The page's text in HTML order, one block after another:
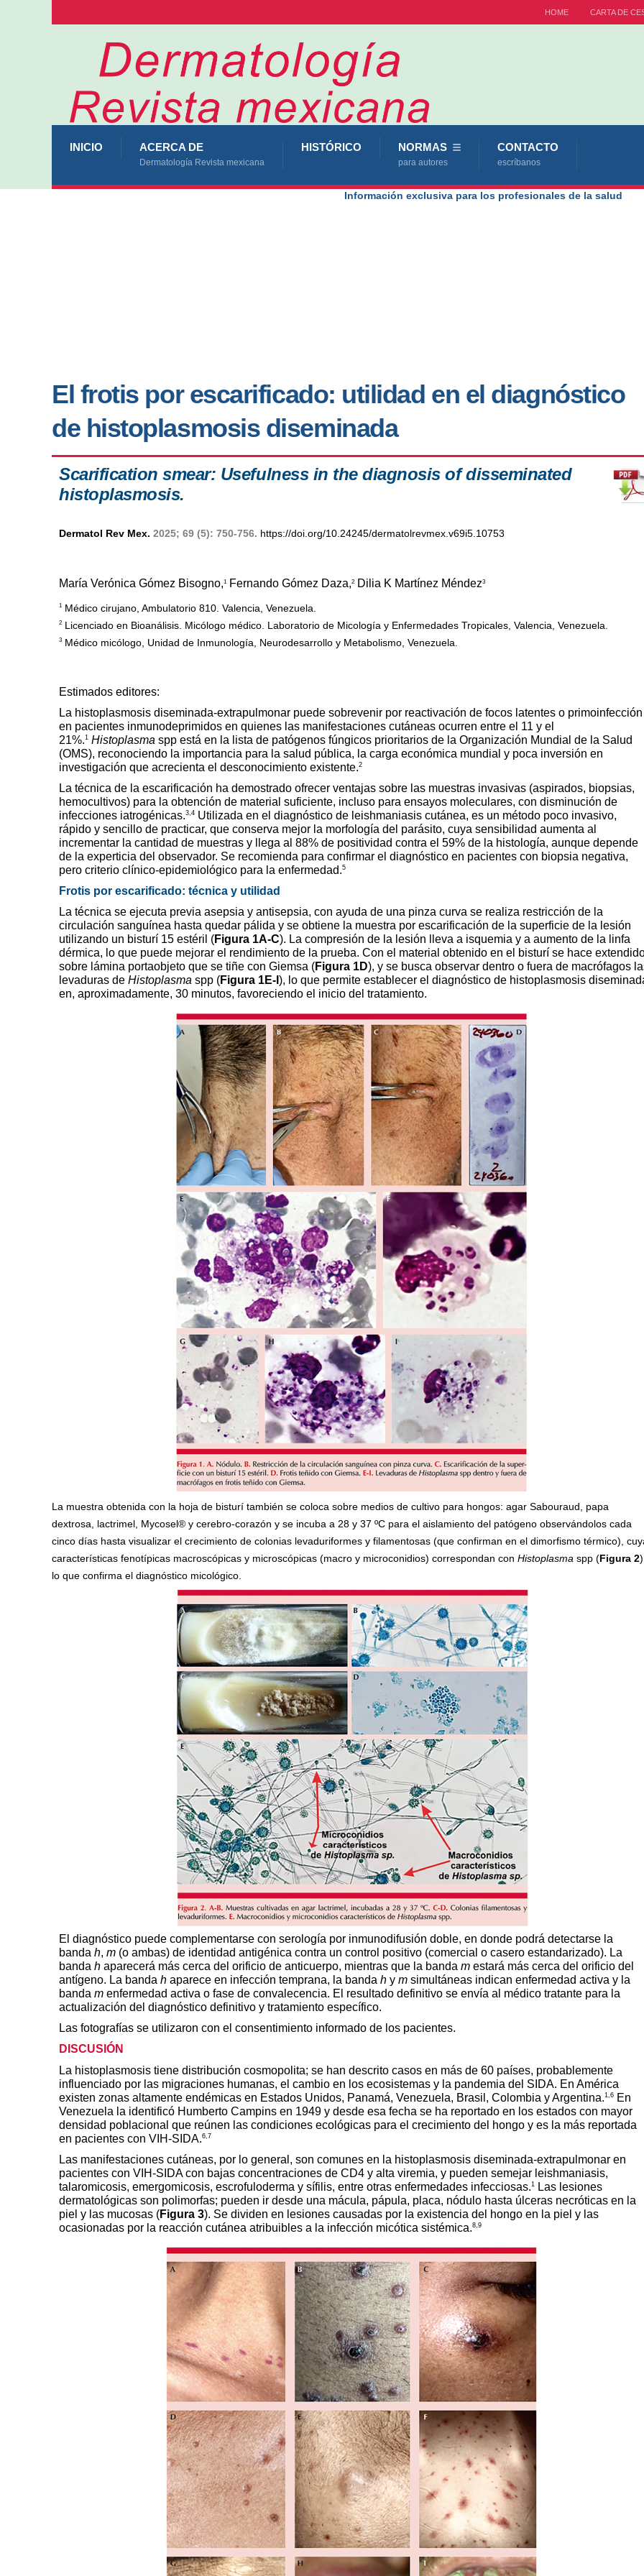
HOME CARTA DE
INICIO ACERCA DE
Dermatología Revista mexicana
HISTÓRICO NORMAS
para autores
CONTACTO
escríbanos
Información exclusiva para los profesionales de la salud
El frotis por escarificado: utilidad en el diagnóstico
de histoplasmosis diseminada
Scarification smear: Usefulness in the diagnosis of disseminated
histoplasmosis.
Dermatol Rev Mex. 2025; 69 (5): 750-756. https://doi.org/10.24245/dermatolrevmex.v69i5.10753
María Verónica Gómez Bisogno,1 Fernando Gómez Daza,2 Dilia K Martínez Méndez3
1 Médico cirujano, Ambulatorio 810. Valencia, Venezuela.
2 Licenciado en Bioanálisis. Micólogo médico. Laboratorio de Micología y Enfermedades Tropicales, Valencia, Venezuela.
3 Médico micólogo, Unidad de Inmunología, Neurodesarrollo y Metabolismo, Venezuela.
Estimados editores:
La histoplasmosis diseminada-extrapulmonar puede sobrevenir por reactivación de focos latentes o primoinfección
en pacientes inmunodeprimidos en quienes las manifestaciones cutáneas ocurren entre el 11 y el
21%.1 Histoplasma spp está en la lista de patógenos fúngicos prioritarios de la Organización Mundial de la Salud
(OMS), reconociendo la importancia para la salud pública, la carga económica mundial y poca inversión en
investigación que acrecienta el desconocimiento existente.2
La técnica de la escarificación ha demostrado ofrecer ventajas sobre las muestras invasivas (aspirados, biopsias,
hemocultivos) para la obtención de material suficiente, incluso para ensayos moleculares, con disminución de
infecciones iatrogénicas.3,4 Utilizada en el diagnóstico de leishmaniasis cutánea, es un método poco invasivo,
rápido y sencillo de practicar, que conserva mejor la morfología del parásito, cuya sensibilidad aumenta al
incrementar la cantidad de muestras y llega al 88% de positividad contra el 59% de la histología, aunque depende
de la experticia del observador. Se recomienda para confirmar el diagnóstico en pacientes con biopsia negativa,
pero criterio clínico-epidemiológico para la enfermedad.5
Frotis por escarificado: técnica y utilidad
La técnica se ejecuta previa asepsia y antisepsia, con ayuda de una pinza curva se realiza restricción de la
circulación sanguínea hasta quedar pálida y se obtiene la muestra por escarificación de la superficie de la lesión
utilizando un bisturí 15 estéril (Figura 1A-C). La compresión de la lesión lleva a isquemia y a aumento de la linfa
dérmica, lo que puede mejorar el rendimiento de la prueba. Con el material obtenido en el bisturí se hace
sobre lámina portaobjeto que se tiñe con Giemsa (Figura 1D), y se busca observar dentro o fuera de macrófagos
levaduras de Histoplasma spp (Figura 1E-I ), lo que permite establecer el diagnóstico de histoplasmosis
en, aproximadamente, 30 minutos, favoreciendo el inicio del tratamiento.
La muestra obtenida con la hoja de bisturí también se coloca sobre medios de cultivo para hongos: agar Sabouraud, papa
dextrosa, lactrimel, Mycosel® y cerebro-corazón y se incuba a 28 y 37 ºC para el aislamiento del patógeno observándolos cada
cinco días hasta visualizar el crecimiento de colonias levaduriformes y filamentosas (que confirman en el dimorfismo térmico),
características fenotípicas macroscópicas y microscópicas (macro y microconidios) correspondan con Histoplasma spp (Figura 2),
lo que confirma el diagnóstico micológico.
El diagnóstico puede complementarse con serología por inmunodifusión doble, en donde podrá detectarse la
banda h, m (o ambas) de identidad antigénica contra un control positivo (comercial o casero estandarizado). La
banda h aparecerá más cerca del orificio de anticuerpo, mientras que la banda m estará más cerca del orificio del
antígeno. La banda h aparece en infección temprana, la banda h y m simultáneas indican enfermedad activa y la
banda m enfermedad activa o fase de convalecencia. El resultado definitivo se envía al médico tratante para la
actualización del diagnóstico definitivo y tratamiento específico.
Las fotografías se utilizaron con el consentimiento informado de los pacientes.
DISCUSIÓN
La histoplasmosis tiene distribución cosmopolita; se han descrito casos en más de 60 países, probablemente
influenciado por las migraciones humanas, el cambio en los ecosistemas y la pandemia del SIDA. En América
existen zonas altamente endémicas en Estados Unidos, Panamá, Venezuela, Brasil, Colombia y Argentina.1,6 En
Venezuela la identificó Humberto Campins en 1949 y desde esa fecha se ha reportado en los estados con mayor
densidad poblacional que reúnen las condiciones ecológicas para el crecimiento del hongo y es la más reportada
en pacientes con VIH-SIDA.6,7
Las manifestaciones cutáneas, por lo general, son comunes en la histoplasmosis diseminada-extrapulmonar en
pacientes con VIH-SIDA con bajas concentraciones de CD4 y alta viremia, y pueden semejar leishmaniasis,
talaromicosis, emergomicosis, escrofuloderma y sífilis, entre otras enfermedades infecciosas.1
Las lesiones
dermatológicas son polimorfas; pueden ir desde una mácula, pápula, placa, nódulo hasta úlceras necróticas en la
piel y las mucosas (Figura 3). Se dividen en lesiones causadas por la existencia del hongo en la piel y las
ocasionadas por la reacción cutánea atribuibles a la infección micótica sistémica.8,9